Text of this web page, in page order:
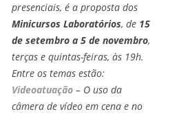
presenciais, é a proposta dos
Minicursos Laboratórios, de 15
de setembro a 5 de novembro,
terças e quintas-feiras, às 19h.
Entre os temas estão:
Videoatuação – O uso da
câmera de vídeo em cena e no